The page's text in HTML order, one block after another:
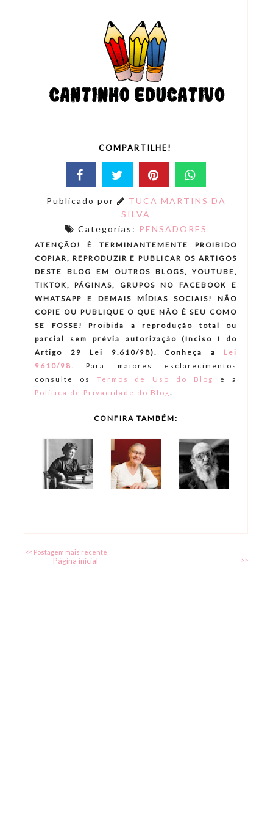
COMPARTILHE!
Publicado por
TUCA MARTINS DA
SILVA
Categorias: PENSADORES
ATENÇÃO! É TERMINANTEMENTE PROIBIDO
COPIAR, REPRODUZIR E PUBLICAR OS ARTIGOS
DESTE BLOG EM OUTROS BLOGS, YOUTUBE,
TIKTOK, PÁGINAS, GRUPOS NO FACEBOOK E
WHATSAPP E DEMAIS MÍDIAS SOCIAIS! NÃO
COPIE OU PUBLIQUE O QUE NÃO É SEU COMO
SE FOSSE! Proibida a reprodução total ou
parcial sem prévia autorização (Inciso I do
Artigo 29 Lei 9.610/98). Conheça a
Lei
9610/98
Para maiores esclarecimentos
consulte os Termos de Uso do Blog
e a
Política de Privacidade do Blog.
CONFIRA TAMBÉM:
<< Postagem mais recente
>>
Página inicial